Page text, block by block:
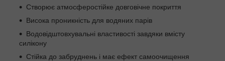
Створює атмосферостійке довговічне покриття
Висока проникність для водяних парів
Водовідштовхувальні властивості завдяки вмісту
силікону
Стійка до забруднень і має ефект самоочищення